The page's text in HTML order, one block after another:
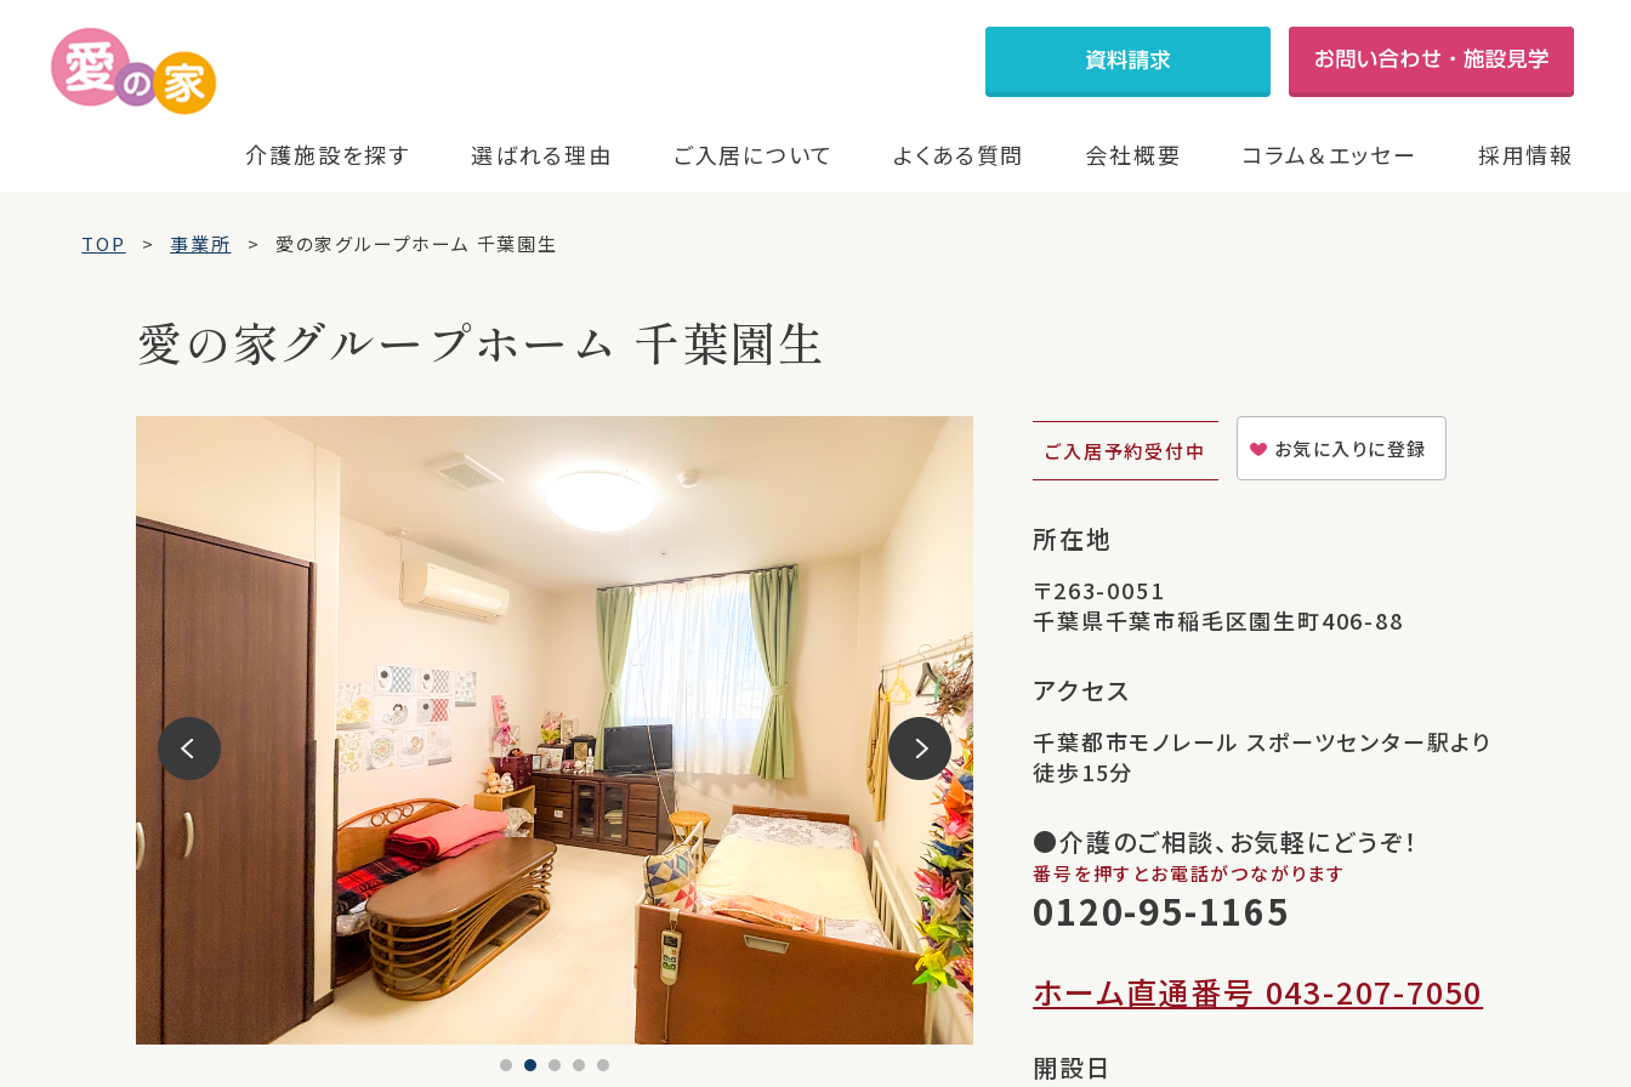
介護施設を探す 選ばれる理由 ご入居について よくある質問 会社概要 コラム＆エッセー 採用情報
TOP 事業所 愛の家グループホーム 千葉園生
愛の家グループホーム 千葉園生
ご入居予約受付中 お気に入りに登録
所在地
〒263-0051
千葉県千葉市稲毛区園生町406-88
アクセス
千葉都市モノレール スポーツセンター駅より
徒歩15分
●介護のご相談、お気軽にどうぞ！
番号を押すとお電話がつながります
0120-95-1165
ホーム直通番号 043-207-7050
開設日